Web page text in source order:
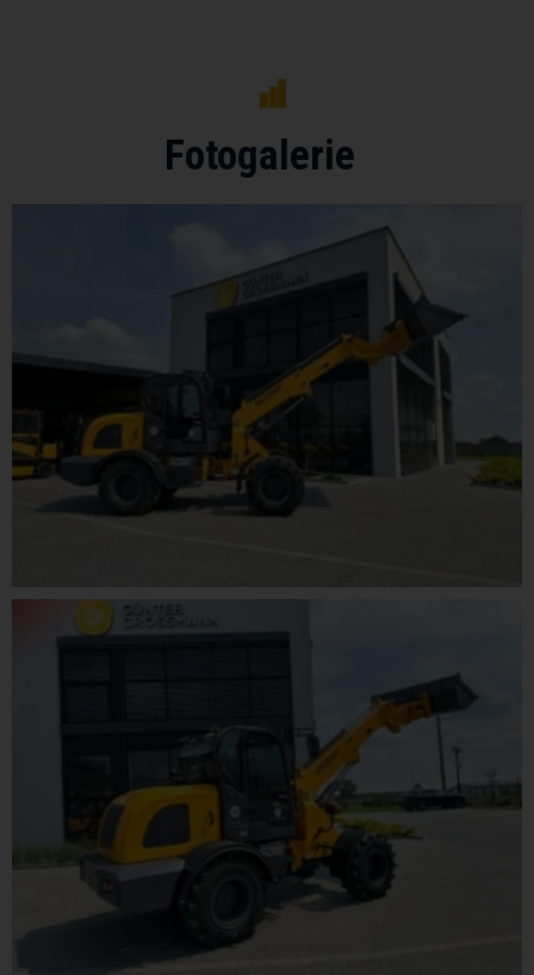
Fotogalerie